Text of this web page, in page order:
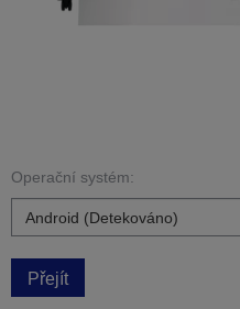
Operační systém:
Přejít